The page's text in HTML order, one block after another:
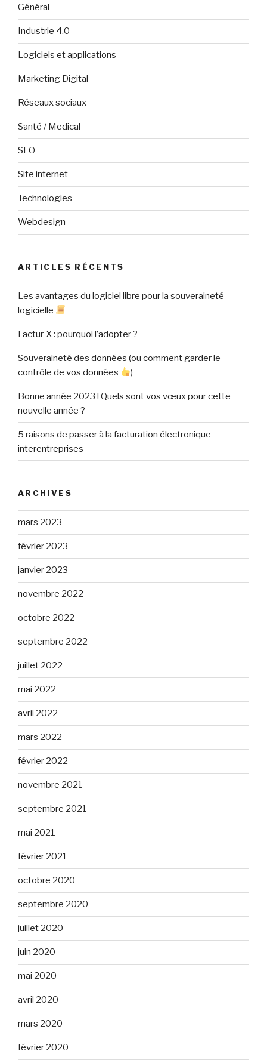
Général
Industrie 4.0
Logiciels et applications
Marketing Digital
Réseaux sociaux
Santé / Medical
SEO
Site internet
Technologies
Webdesign
ARTICLES RÉCENTS
Les avantages du logiciel libre pour la souveraineté
logicielle
Factur-X : pourquoi l’adopter ?
Souveraineté des données (ou comment garder le
contrôle de vos données
)
Bonne année 2023 ! Quels sont vos vœux pour cette
nouvelle année ?
5 raisons de passer à la facturation électronique
interentreprises
ARCHIVES
mars 2023
février 2023
janvier 2023
novembre 2022
octobre 2022
septembre 2022
juillet 2022
mai 2022
avril 2022
mars 2022
février 2022
novembre 2021
septembre 2021
mai 2021
février 2021
octobre 2020
septembre 2020
juillet 2020
juin 2020
mai 2020
avril 2020
mars 2020
février 2020